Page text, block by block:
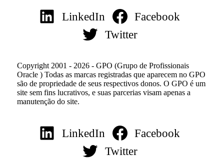
LinkedIn
Facebook
Twitter
Copyright 2001 - 2026 - GPO (Grupo de Profissionais
Oracle ) Todas as marcas registradas que aparecem no GPO
são de propriedade de seus respectivos donos. O GPO é um
site sem fins lucrativos, e suas parcerias visam apenas a
manutenção do site.
LinkedIn
Facebook
Twitter